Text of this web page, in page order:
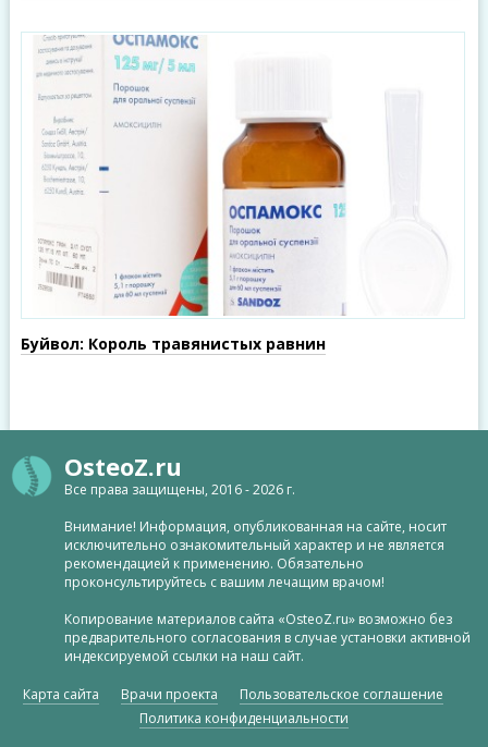
Буйвол: Король травянистых равнин
OsteoZ.ru
Все права защищены, 2016 - 2026 г.
Внимание! Информация, опубликованная на сайте, носит
исключительно ознакомительный характер и не является
рекомендацией к применению. Обязательно
проконсультируйтесь с вашим лечащим врачом!
Копирование материалов сайта «OsteoZ.ru» возможно без
предварительного согласования в случае установки активной
индексируемой ссылки на наш сайт.
Карта сайта Врачи проекта
Пользовательское соглашение
Политика конфиденциальности